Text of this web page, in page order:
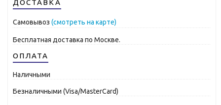
ДОСТАВКА
Самовывоз (смотреть на карте)
Бесплатная доставка по Москве.
ОПЛАТА
Наличными
Безналичными (Visa/MasterCard)